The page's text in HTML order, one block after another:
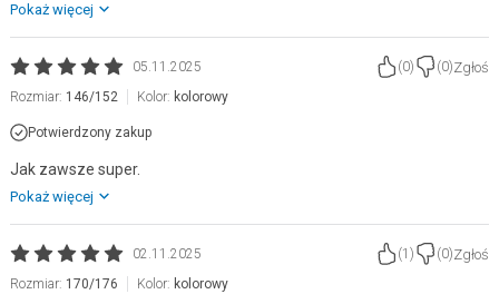
Pokaż więcej
05.11.2025 (0) (0)Zgłoś
Rozmiar: 146/152 Kolor: kolorowy
Potwierdzony zakup
Jak zawsze super.
Pokaż więcej
02.11.2025 (1 ) (0)Zgłoś
Rozmiar: 170/176 Kolor: kolorowy